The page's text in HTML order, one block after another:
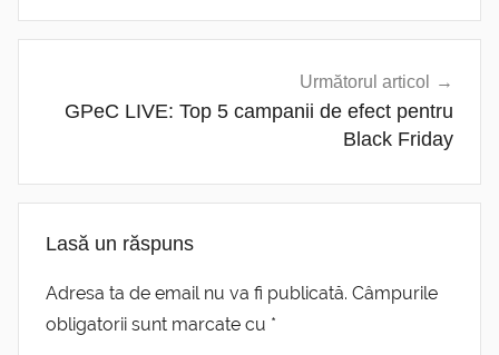
Următorul articol
GPeC LIVE: Top 5 campanii de efect pentru
Black Friday
Lasă un răspuns
Adresa ta de email nu va fi publicată. Câmpurile
obligatorii sunt marcate cu *